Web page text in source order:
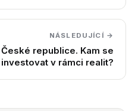
NÁSLEDUJÍCÍ →
republice. Kam se
v rámci realit?